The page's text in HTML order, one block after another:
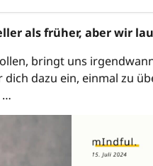
als früher, aber wir
bringt uns
dazu ein, einmal zu
…